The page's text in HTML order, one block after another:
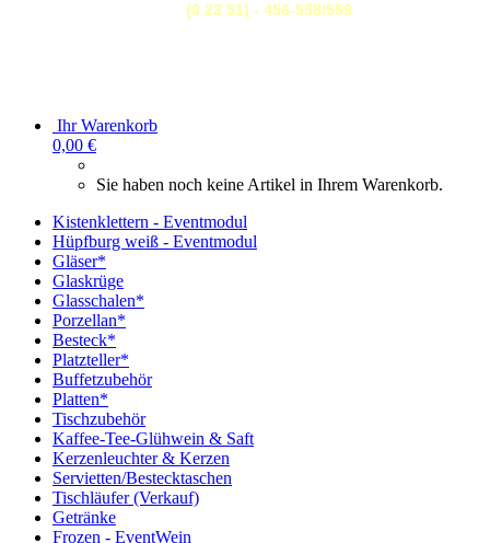
(0 23 51) - 456-558/559
Ihr Warenkorb
0,00 €
Sie haben noch keine Artikel in Ihrem Warenkorb.
Kistenklettern - Eventmodul
Hüpfburg weiß - Eventmodul
Gläser*
Glaskrüge
Glasschalen*
Porzellan*
Besteck*
Platzteller*
Buffetzubehör
Platten*
Tischzubehör
Kaffee-Tee-Glühwein & Saft
Kerzenleuchter & Kerzen
Servietten/Bestecktaschen
Tischläufer (Verkauf)
Getränke
Frozen - EventWein